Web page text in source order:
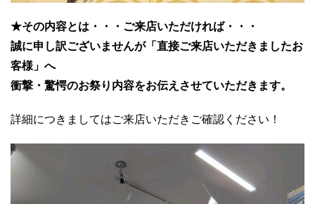
★その内容とは・・・ご来店いただければ・・・
誠に申し訳ございませんが「直接ご来店いただきましたお
客様」へ
衝撃・驚愕のお祭り内容をお伝えさせていただきます。
詳細につきましてはご来店いただきご確認ください！